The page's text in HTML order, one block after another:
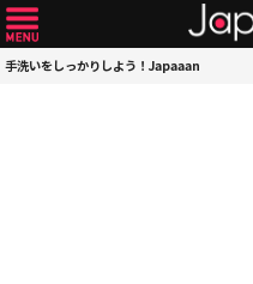
手洗いをしっかりしよう！Japaaan